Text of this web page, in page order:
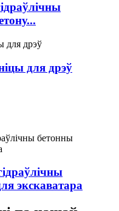
для дрэў
экскаватара